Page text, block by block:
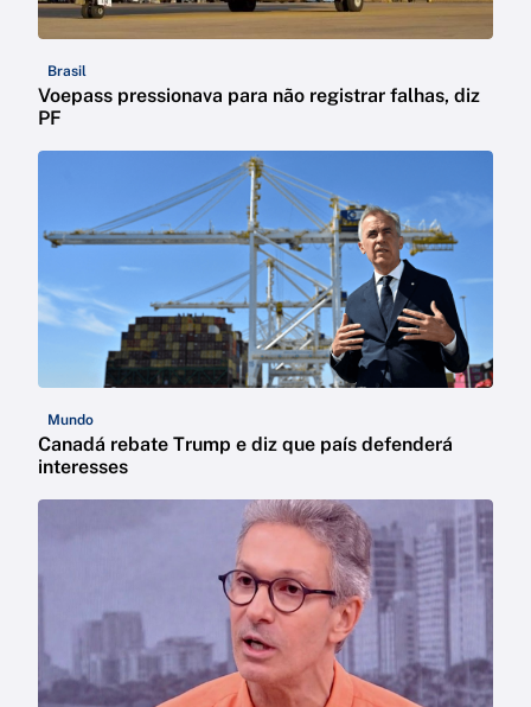
Brasil
Voepass pressionava para não registrar falhas, diz
PF
Mundo
Canadá rebate Trump e diz que país defenderá
interesses